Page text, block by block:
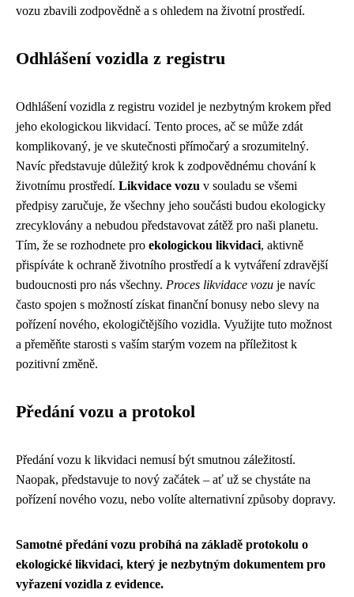
vozu zbavili zodpovědně a s ohledem na životní prostředí.
Odhlášení vozidla z registru
Odhlášení vozidla z registru vozidel je nezbytným krokem před
jeho ekologickou likvidací. Tento proces, ač se může zdát
komplikovaný, je ve skutečnosti přímočarý a srozumitelný.
Navíc představuje důležitý krok k zodpovědnému chování k
životnímu prostředí. Likvidace vozu v souladu se všemi
předpisy zaručuje, že všechny jeho součásti budou ekologicky
zrecyklovány a nebudou představovat zátěž pro naši planetu.
Tím, že se rozhodnete pro ekologickou likvidaci, aktivně
přispíváte k ochraně životního prostředí a k vytváření zdravější
budoucnosti pro nás všechny. Proces likvidace vozu je navíc
často spojen s možností získat finanční bonusy nebo slevy na
pořízení nového, ekologičtějšího vozidla. Využijte tuto možnost
a přeměňte starosti s vaším starým vozem na příležitost k
pozitivní změně.
Předání vozu a protokol
Předání vozu k likvidaci nemusí být smutnou záležitostí.
Naopak, představuje to nový začátek – ať už se chystáte na
pořízení nového vozu, nebo volíte alternativní způsoby dopravy.
Samotné předání vozu probíhá na základě protokolu o
ekologické likvidaci, který je nezbytným dokumentem pro
vyřazení vozidla z evidence.